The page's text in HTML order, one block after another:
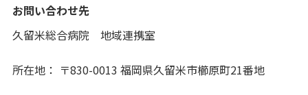
お問い合わせ先
久留米総合病院 地域連携室
所在地： 〒830-0013 福岡県久留米市櫛原町21番地